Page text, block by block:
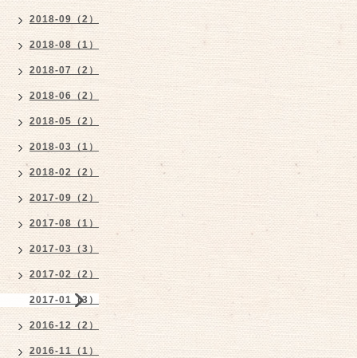
2018-09（2）
2018-08（1）
2018-07（2）
2018-06（2）
2018-05（2）
2018-03（1）
2018-02（2）
2017-09（2）
2017-08（1）
2017-03（3）
2017-02（2）
2017-01（3）
2016-12（2）
2016-11（1）